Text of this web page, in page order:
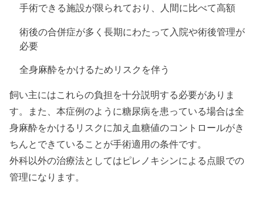
手術できる施設が限られており、人間に比べて高額
術後の合併症が多く長期にわたって入院や術後管理が
必要
全身麻酔をかけるためリスクを伴う
飼い主にはこれらの負担を十分説明する必要がありま
す。また、本症例のように糖尿病を患っている場合は全
身麻酔をかけるリスクに加え血糖値のコントロールがき
ちんとできていることが手術適用の条件です。
外科以外の治療法としてはピレノキシンによる点眼での
管理になります。